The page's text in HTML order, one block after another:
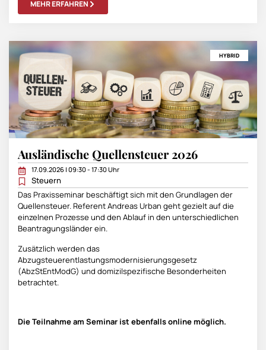
MEHR ERFAHREN
HYBRID
Ausländische Quellensteuer 2026
17.09.2026 | 09:30 - 17:30 Uhr
Steuern
Das Praxisseminar beschäftigt sich mit den Grundlagen der
Quellensteuer. Referent Andreas Urban geht gezielt auf die
einzelnen Prozesse und den Ablauf in den unterschiedlichen
Beantragungsländer ein.
Zusätzlich werden das
Abzugsteuerentlastungsmodernisierungsgesetz
(AbzStEntModG) und domizilspezifische Besonderheiten
betrachtet.
Die Teilnahme am Seminar ist ebenfalls online möglich.